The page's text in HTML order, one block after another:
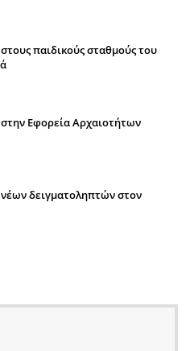
παιδικούς σταθμούς του
Εφορεία Αρχαιοτήτων
δειγματοληπτών στον